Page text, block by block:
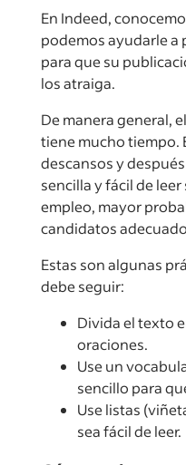
En Indeed,
podemos ayudarle a
para que su
los atraiga.
De manera general,
tiene mucho tiempo.
descansos y
sencilla y fácil de
empleo, mayor
candidatos
Estas son algunas
debe seguir:
Divida el texto
oraciones.
Use un
sencillo para
Use listas
sea fácil de leer.